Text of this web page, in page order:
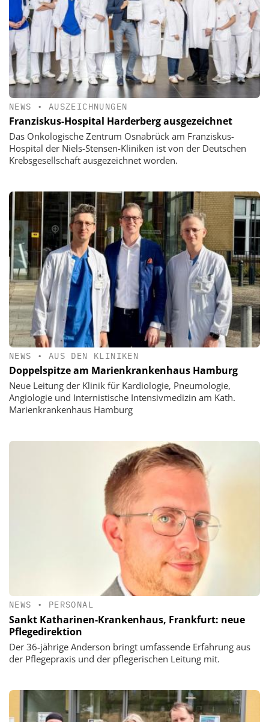
NEWS • AUSZEICHNUNGEN
Franziskus-Hospital Harderberg ausgezeichnet
Das Onkologische Zentrum Osnabrück am Franziskus-
Hospital der Niels-Stensen-Kliniken ist von der Deutschen
Krebsgesellschaft ausgezeichnet worden.
NEWS • AUS DEN KLINIKEN
Doppelspitze am Marienkrankenhaus Hamburg
Neue Leitung der Klinik für Kardiologie, Pneumologie,
Angiologie und Internistische Intensivmedizin am Kath.
Marienkrankenhaus Hamburg
NEWS • PERSONAL
Sankt Katharinen-Krankenhaus, Frankfurt: neue
Pflegedirektion
Der 36-jährige Anderson bringt umfassende Erfahrung aus
der Pflegepraxis und der pflegerischen Leitung mit.